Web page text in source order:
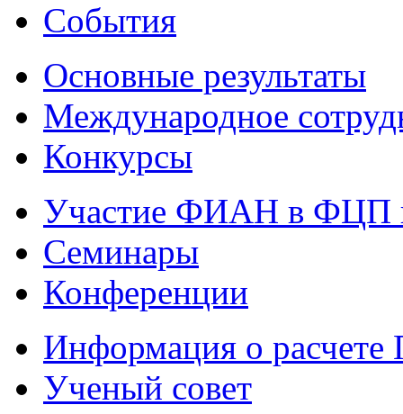
События
Основные результаты
Международное
Конкурсы
Участие ФИАН в ФЦП
Семинары
Конференции
Информация о
Ученый совет